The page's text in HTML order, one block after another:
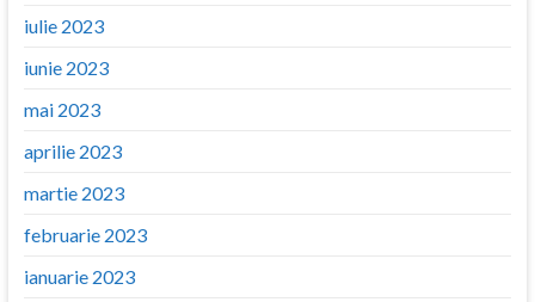
iulie 2023
iunie 2023
mai 2023
aprilie 2023
martie 2023
februarie 2023
ianuarie 2023